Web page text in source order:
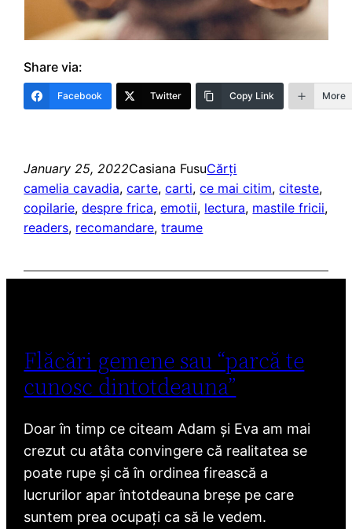
Share via:
Facebook Twitter Copy Link More
January 25, 2022Casiana FusuCărți
camelia cavadia, carte, carti, ce mai citim, citeste
copilarie, despre frica, emotii, lectura, mastile fricii
readers, recomandare, traume
Flăcări gemene sau “parcă te
cunosc dintotdeauna”
Doar în timp ce citeam Adam și Eva am mai
crezut cu atâta convingere că realitatea se
poate rupe și că în ordinea firească a
lucrurilor apar întotdeauna breșe pe care
suntem prea ocupați ca să le vedem.